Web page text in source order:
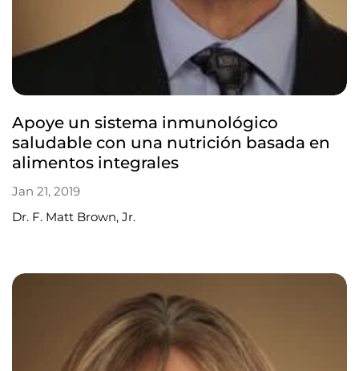
Apoye un sistema inmunológico
saludable con una nutrición basada en
alimentos integrales
Jan 21, 2019
Dr. F. Matt Brown, Jr.